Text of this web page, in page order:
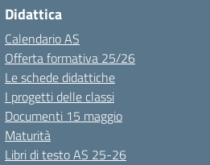
Didattica
Calendario AS
Offerta formativa 25/26
Le schede didattiche
I progetti delle classi
Documenti 15 maggio
Maturità
Libri di testo AS 25-26